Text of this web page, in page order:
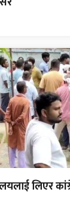
लिएर